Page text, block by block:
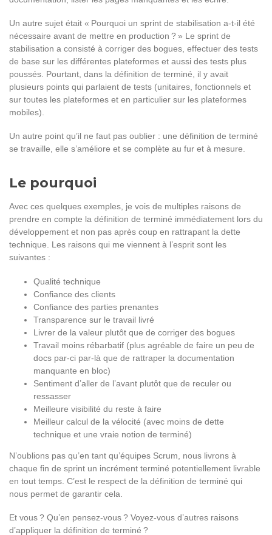
Un autre sujet était « Pourquoi un sprint de stabilisation a-t-il été
nécessaire avant de mettre en production ? » Le sprint de
stabilisation a consisté à corriger des bogues, effectuer des tests
de base sur les différentes plateformes et aussi des tests plus
poussés. Pourtant, dans la définition de terminé, il y avait
plusieurs points qui parlaient de tests (unitaires, fonctionnels et
sur toutes les plateformes et en particulier sur les plateformes
mobiles).
Un autre point qu’il ne faut pas oublier : une définition de terminé
se travaille, elle s’améliore et se complète au fur et à mesure.
Le pourquoi
Avec ces quelques exemples, je vois de multiples raisons de
prendre en compte la définition de terminé immédiatement lors du
développement et non pas après coup en rattrapant la dette
technique. Les raisons qui me viennent à l’esprit sont les
suivantes :
Qualité technique
Confiance des clients
Confiance des parties prenantes
Transparence sur le travail livré
Livrer de la valeur plutôt que de corriger des bogues
Travail moins rébarbatif (plus agréable de faire un peu de
docs par-ci par-là que de rattraper la documentation
manquante en bloc)
Sentiment d’aller de l’avant plutôt que de reculer ou
ressasser
Meilleure visibilité du reste à faire
Meilleur calcul de la vélocité (avec moins de dette
technique et une vraie notion de terminé)
N’oublions pas qu’en tant qu’équipes Scrum, nous livrons à
chaque fin de sprint un incrément terminé potentiellement livrable
en tout temps. C’est le respect de la définition de terminé qui
nous permet de garantir cela.
Et vous ? Qu’en pensez-vous ? Voyez-vous d’autres raisons
d’appliquer la définition de terminé ?